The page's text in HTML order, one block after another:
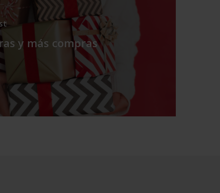
y más compras